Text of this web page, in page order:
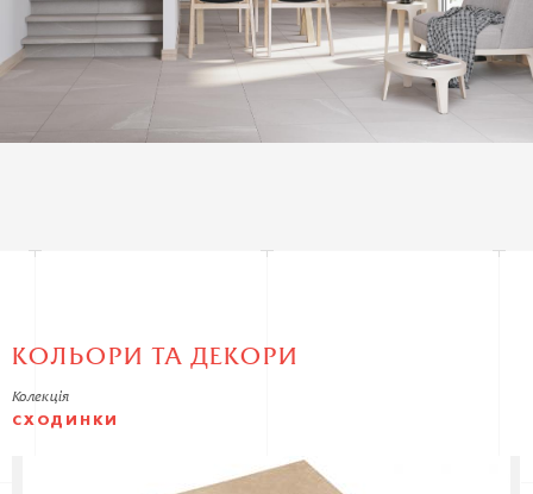
КОЛЬОРИ ТА ДЕКОРИ
Колекція
СХОДИНКИ